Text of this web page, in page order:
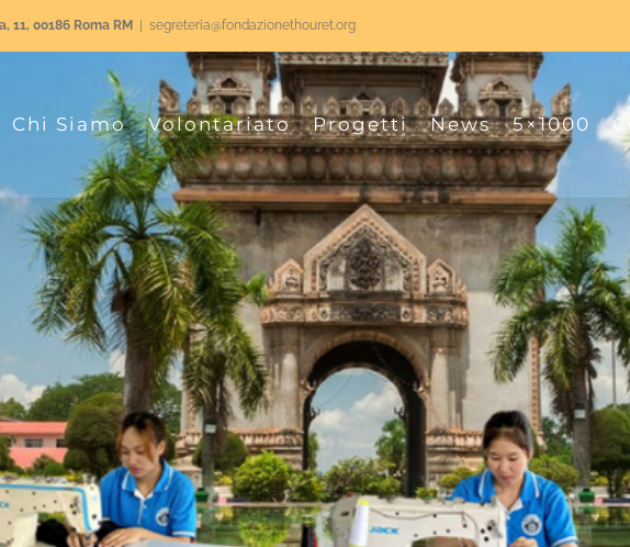
11, 00186 Roma RM segreteria@fondazionethouret.org
Chi Siamo Volontariato Progetti News 5×1000